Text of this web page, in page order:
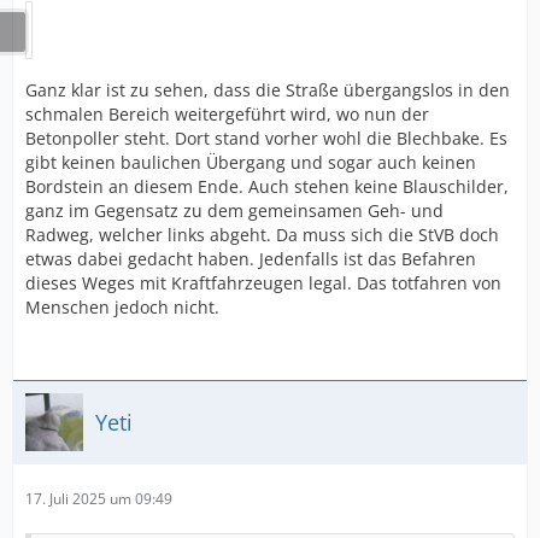
Ganz klar ist zu sehen, dass die Straße übergangslos in den
schmalen Bereich weitergeführt wird, wo nun der
Betonpoller steht. Dort stand vorher wohl die Blechbake. Es
gibt keinen baulichen Übergang und sogar auch keinen
Bordstein an diesem Ende. Auch stehen keine Blauschilder,
ganz im Gegensatz zu dem gemeinsamen Geh- und
Radweg, welcher links abgeht. Da muss sich die StVB doch
etwas dabei gedacht haben. Jedenfalls ist das Befahren
dieses Weges mit Kraftfahrzeugen legal. Das totfahren von
Menschen jedoch nicht.
Yeti
17. Juli 2025 um 09:49